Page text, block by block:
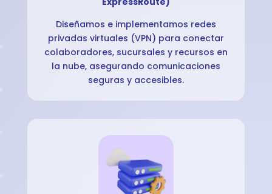
Diseñamos e implementamos redes
privadas virtuales (VPN) para conectar
colaboradores, sucursales y recursos en
la nube, asegurando comunicaciones
seguras y accesibles.